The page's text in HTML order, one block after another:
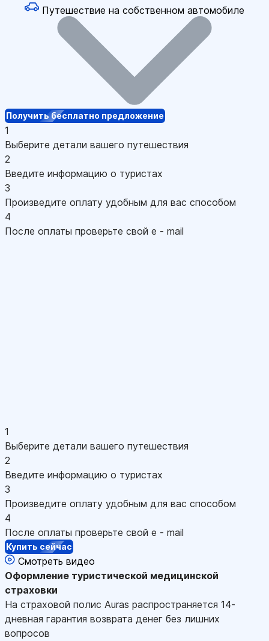
Путешествие на собственном автомобиле
Получить бесплатно предложение
1
Выберите детали вашего путешествия
2
Введите информацию о туристах
3
Произведите оплату удобным для вас способом
4
После оплаты проверьте свой e - mail
1
Выберите детали вашего путешествия
2
Введите информацию о туристах
3
Произведите оплату удобным для вас способом
4
После оплаты проверьте свой e - mail
Купить сейчас
Смотреть видео
Оформление туристической медицинской
страховки
На страховой полис Auras распространяется 14-
дневная гарантия возврата денег без лишних
вопросов